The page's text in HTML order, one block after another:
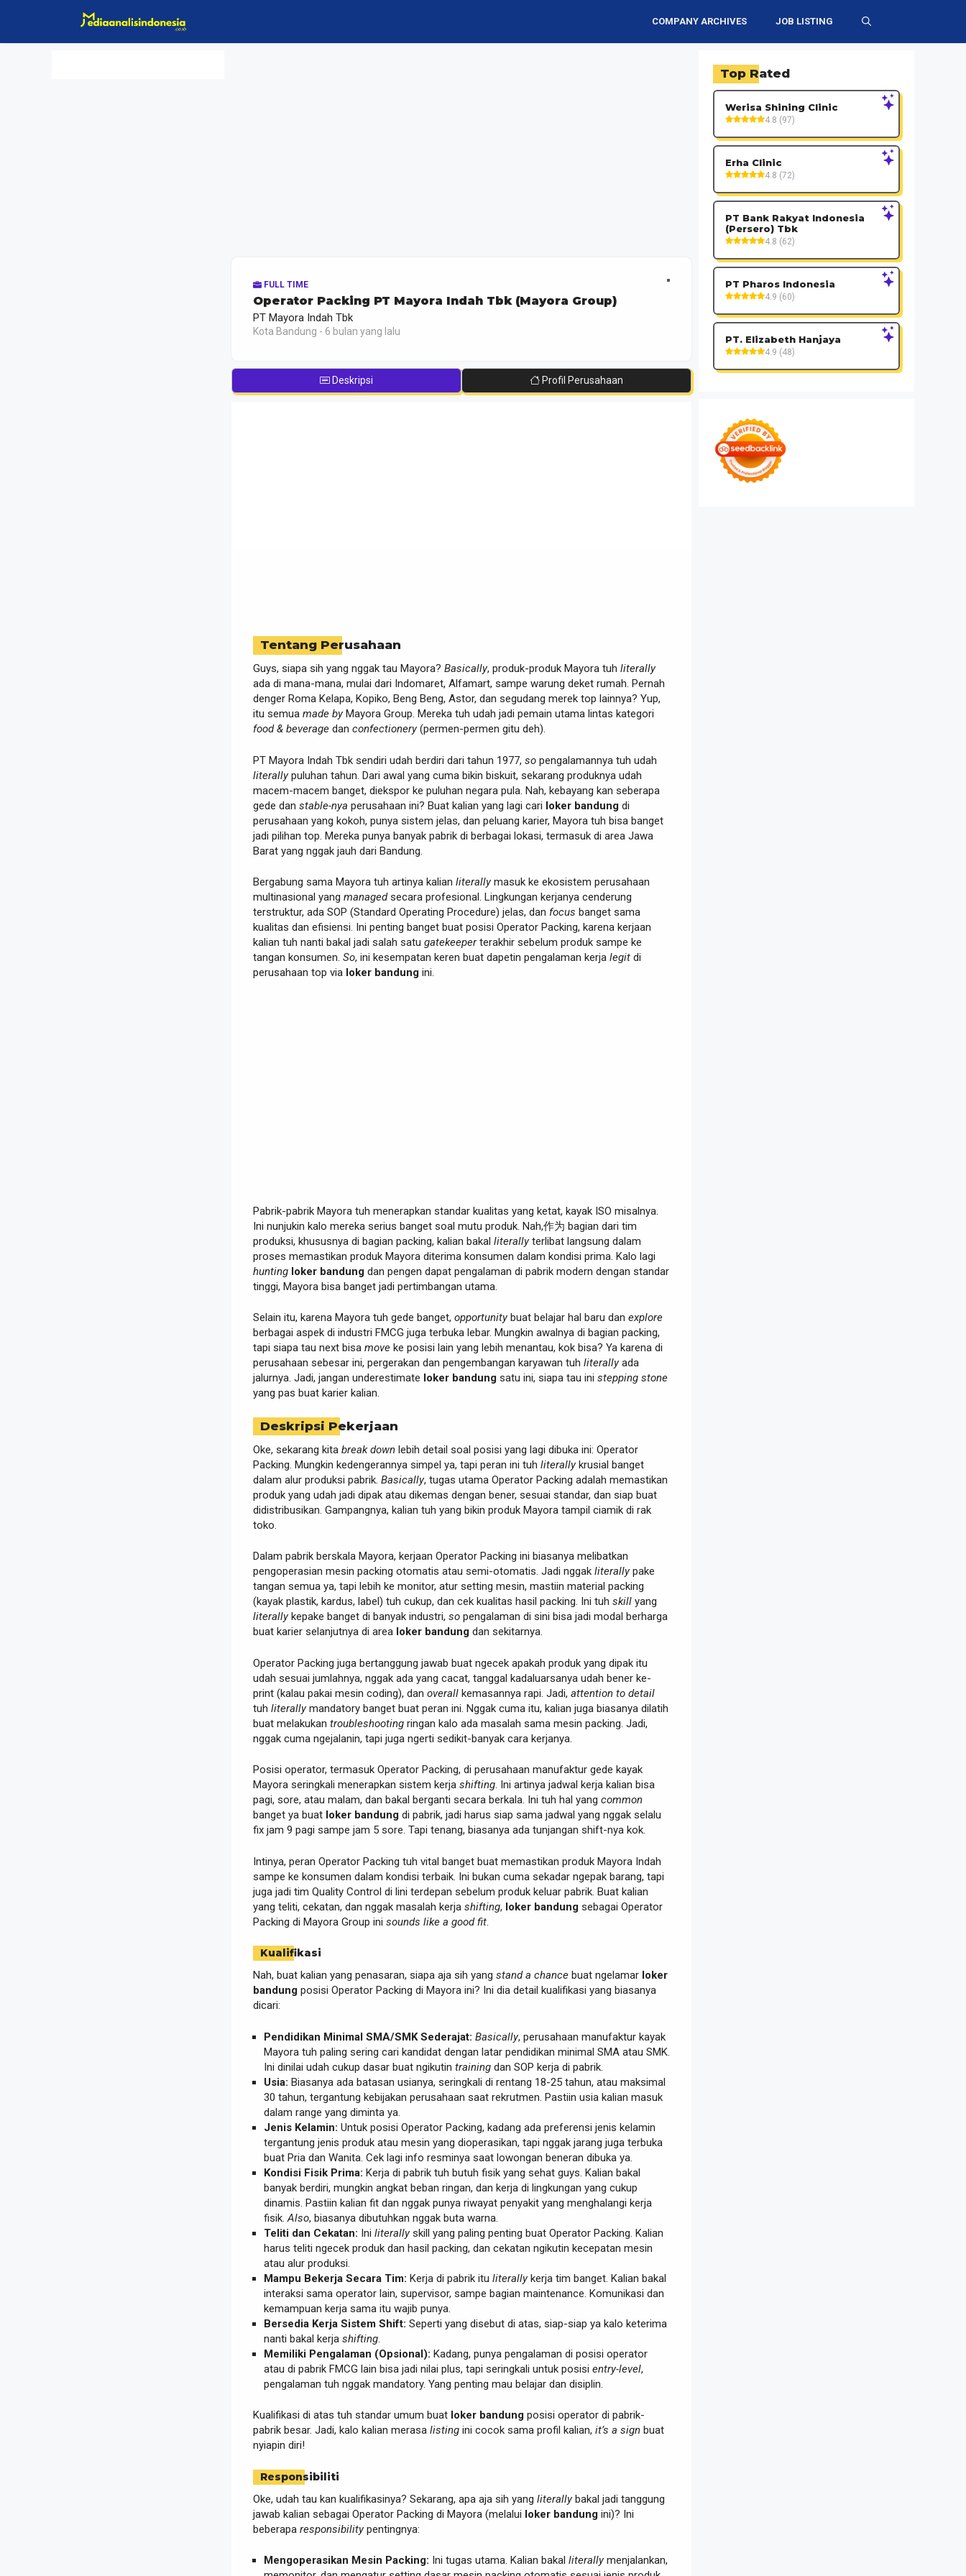
COMPANY ARCHIVES JOB LISTING
FULL TIME
Operator Packing PT Mayora Indah Tbk (Mayora Group)
PT Mayora Indah Tbk
Kota Bandung - 6 bulan yang lalu
Deskripsi Profil Perusahaan
Tentang Perusahaan
Guys, siapa sih yang nggak tau Mayora? Basically, produk-produk Mayora tuh literally
ada di mana-mana, mulai dari Indomaret, Alfamart, sampe warung deket rumah. Pernah
denger Roma Kelapa, Kopiko, Beng Beng, Astor, dan segudang merek top lainnya? Yup,
itu semua made byMayora Group. Mereka tuh udah jadi pemain utama lintas kategori
food & beverage dan confectionery(permen-permen gitu deh).
PT Mayora Indah Tbk sendiri udah berdiri dari tahun 1977, so pengalamannya tuh udah
literallypuluhan tahun. Dari awal yang cuma bikin biskuit, sekarang produknya udah
macem-macem banget, diekspor ke puluhan negara pula. Nah, kebayang kan seberapa
gede dan stable-nya perusahaan ini? Buat kalian yang lagi cari loker bandung di
perusahaan yang kokoh, punya sistem jelas, dan peluang karier, Mayora tuh bisa banget
jadi pilihan top. Mereka punya banyak pabrik di berbagai lokasi, termasuk di area Jawa
Barat yang nggak jauh dari Bandung.
Bergabung sama Mayora tuh artinya kalian literallymasuk ke ekosistem perusahaan
multinasional yang managedsecara profesional. Lingkungan kerjanya cenderung
terstruktur, ada SOP (Standard Operating Procedure) jelas, dan focus banget sama
kualitas dan efisiensi. Ini penting banget buat posisi Operator Packing, karena kerjaan
kalian tuh nanti bakal jadi salah satu gatekeeperterakhir sebelum produk sampe ke
tangan konsumen. So, ini kesempatan keren buat dapetin pengalaman kerja legit di
perusahaan top via loker bandung ini.
Pabrik-pabrik Mayora tuh menerapkan standar kualitas yang ketat, kayak ISO misalnya.
Ini nunjukin kalo mereka serius banget soal mutu produk. Nah,作为 bagian dari tim
produksi, khususnya di bagian packing, kalian bakal literallyterlibat langsung dalam
proses memastikan produk Mayora diterima konsumen dalam kondisi prima. Kalo lagi
hunting loker bandung dan pengen dapat pengalaman di pabrik modern dengan standar
tinggi, Mayora bisa banget jadi pertimbangan utama.
Selain itu, karena Mayora tuh gede banget, opportunitybuat belajar hal baru dan explore
berbagai aspek di industri FMCG juga terbuka lebar. Mungkin awalnya di bagian packing,
tapi siapa tau next bisa move ke posisi lain yang lebih menantau, kok bisa? Ya karena di
perusahaan sebesar ini, pergerakan dan pengembangan karyawan tuh literallyada
jalurnya. Jadi, jangan underestimate loker bandung satu ini, siapa tau ini stepping stone
yang pas buat karier kalian.
Deskripsi Pekerjaan
Oke, sekarang kita break down lebih detail soal posisi yang lagi dibuka ini: Operator
Packing. Mungkin kedengerannya simpel ya, tapi peran ini tuh literallykrusial banget
dalam alur produksi pabrik. Basically, tugas utama Operator Packing adalah memastikan
produk yang udah jadi dipak atau dikemas dengan bener, sesuai standar, dan siap buat
didistribusikan. Gampangnya, kalian tuh yang bikin produk Mayora tampil ciamik di rak
toko.
Dalam pabrik berskala Mayora, kerjaan Operator Packing ini biasanya melibatkan
pengoperasian mesin packing otomatis atau semi-otomatis. Jadi nggak literallypake
tangan semua ya, tapi lebih ke monitor, atur setting mesin, mastiin material packing
(kayak plastik, kardus, label) tuh cukup, dan cek kualitas hasil packing. Ini tuh skill yang
literallykepake banget di banyak industri, so pengalaman di sini bisa jadi modal berharga
buat karier selanjutnya di area loker bandung dan sekitarnya.
Operator Packing juga bertanggung jawab buat ngecek apakah produk yang dipak itu
udah sesuai jumlahnya, nggak ada yang cacat, tanggal kadaluarsanya udah bener ke-
print (kalau pakai mesin coding), dan overall kemasannya rapi. Jadi, attention to detail
tuh literallymandatory banget buat peran ini. Nggak cuma itu, kalian juga biasanya dilatih
buat melakukan troubleshooting ringan kalo ada masalah sama mesin packing. Jadi,
nggak cuma ngejalanin, tapi juga ngerti sedikit-banyak cara kerjanya.
Posisi operator, termasuk Operator Packing, di perusahaan manufaktur gede kayak
Mayora seringkali menerapkan sistem kerja shifting. Ini artinya jadwal kerja kalian bisa
pagi, sore, atau malam, dan bakal berganti secara berkala. Ini tuh hal yang common
banget ya buat loker bandung di pabrik, jadi harus siap sama jadwal yang nggak selalu
fix jam 9 pagi sampe jam 5 sore. Tapi tenang, biasanya ada tunjangan shift-nya kok.
Intinya, peran Operator Packing tuh vital banget buat memastikan produk Mayora Indah
sampe ke konsumen dalam kondisi terbaik. Ini bukan cuma sekadar ngepak barang, tapi
juga jadi tim Quality Control di lini terdepan sebelum produk keluar pabrik. Buat kalian
yang teliti, cekatan, dan nggak masalah kerja shifting, loker bandung sebagai Operator
Packing di Mayora Group ini sounds like a good fit
Kualifikasi
Nah, buat kalian yang penasaran, siapa aja sih yang stand a chance buat ngelamar loker
bandung posisi Operator Packing di Mayora ini? Ini dia detail kualifikasi yang biasanya
dicari:
Pendidikan Minimal SMA/SMK Sederajat: Basically, perusahaan manufaktur kayak
Mayora tuh paling sering cari kandidat dengan latar pendidikan minimal SMA atau SMK.
Ini dinilai udah cukup dasar buat ngikutin training dan SOP kerja di pabrik.
Usia: Biasanya ada batasan usianya, seringkali di rentang 18-25 tahun, atau maksimal
30 tahun, tergantung kebijakan perusahaan saat rekrutmen. Pastiin usia kalian masuk
dalam range yang diminta ya.
Jenis Kelamin: Untuk posisi Operator Packing, kadang ada preferensi jenis kelamin
tergantung jenis produk atau mesin yang dioperasikan, tapi nggak jarang juga terbuka
buat Pria dan Wanita. Cek lagi info resminya saat lowongan beneran dibuka ya.
Kondisi Fisik Prima: Kerja di pabrik tuh butuh fisik yang sehat guys. Kalian bakal
banyak berdiri, mungkin angkat beban ringan, dan kerja di lingkungan yang cukup
dinamis. Pastiin kalian fit dan nggak punya riwayat penyakit yang menghalangi kerja
fisik. Also, biasanya dibutuhkan nggak buta warna.
Teliti dan Cekatan: Ini literallyskill yang paling penting buat Operator Packing. Kalian
harus teliti ngecek produk dan hasil packing, dan cekatan ngikutin kecepatan mesin
atau alur produksi.
Mampu Bekerja Secara Tim: Kerja di pabrik itu literallykerja tim banget. Kalian bakal
interaksi sama operator lain, supervisor, sampe bagian maintenance. Komunikasi dan
kemampuan kerja sama itu wajib punya.
Bersedia Kerja Sistem Shift: Seperti yang disebut di atas, siap-siap ya kalo keterima
nanti bakal kerja shifting
Memiliki Pengalaman (Opsional): Kadang, punya pengalaman di posisi operator
atau di pabrik FMCG lain bisa jadi nilai plus, tapi seringkali untuk posisi entry-level,
pengalaman tuh nggak mandatory. Yang penting mau belajar dan disiplin.
Kualifikasi di atas tuh standar umum buat loker bandung posisi operator di pabrik-
pabrik besar. Jadi, kalo kalian merasa listing ini cocok sama profil kalian, it’s a sign buat
nyiapin diri!
Responsibiliti
Oke, udah tau kan kualifikasinya? Sekarang, apa aja sih yang literallybakal jadi tanggung
jawab kalian sebagai Operator Packing di Mayora (melalui loker bandung ini)? Ini
beberapa responsibilitypentingnya:
Mengoperasikan Mesin Packing: Ini tugas utama. Kalian bakal literallymenjalankan,
Top Rated
Werisa Shining Clinic
4.8 (97)
Erha Clinic
4.8 (72)
PT Bank Rakyat Indonesia
(Persero) Tbk
4.8 (62)
PT Pharos Indonesia
4.9 (60)
PT. Elizabeth Hanjaya
4.9 (48)